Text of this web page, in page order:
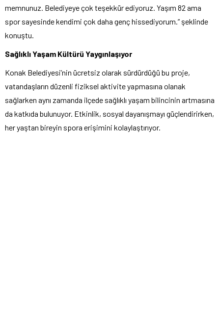
memnunuz. Belediyeye çok teşekkür ediyoruz. Yaşım 82 ama
spor sayesinde kendimi çok daha genç hissediyorum.” şeklinde
konuştu.
Sağlıklı Yaşam Kültürü Yaygınlaşıyor
Konak Belediyesi’nin ücretsiz olarak sürdürdüğü bu proje,
vatandaşların düzenli fiziksel aktivite yapmasına olanak
sağlarken aynı zamanda ilçede sağlıklı yaşam bilincinin artmasına
da katkıda bulunuyor. Etkinlik, sosyal dayanışmayı güçlendirirken,
her yaştan bireyin spora erişimini kolaylaştırıyor.